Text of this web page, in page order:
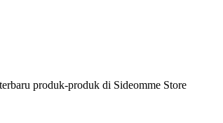
produk-produk di Sideomme Store